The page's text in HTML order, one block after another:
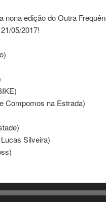
nona edição do Outra
05/2017!
Compomos na Estrada)
Silveira)